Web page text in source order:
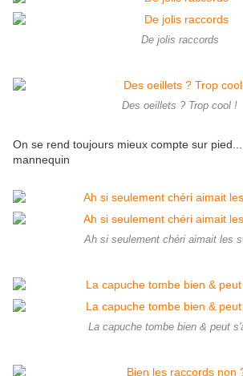
De jolis raccords
Des oeillets ? Trop cool !
On se rend toujours mieux compte sur
mannequin
Ah si seulement chéri aimait les
La capuche tombe bien & peut